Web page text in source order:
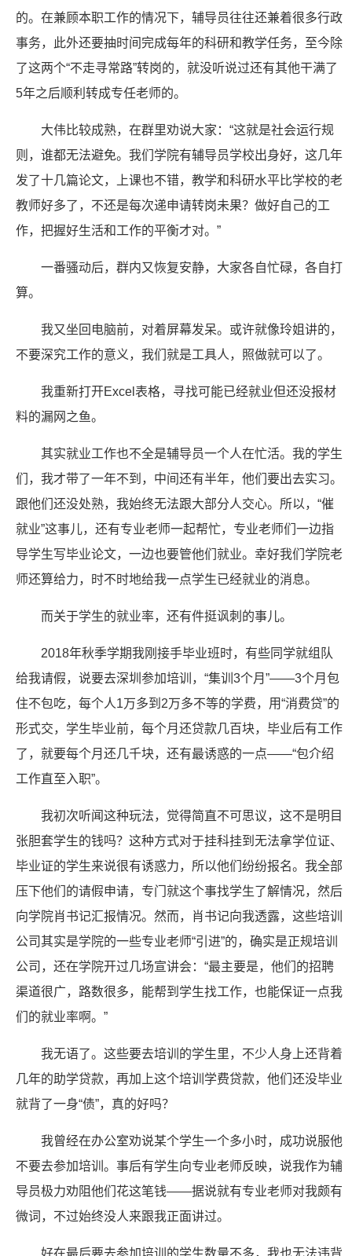
的。在兼顾本职工作的情况下，辅导员往往还兼着很多行政
事务，此外还要抽时间完成每年的科研和教学任务，至今除
了这两个“不走寻常路”转岗的，就没听说过还有其他干满了
5年之后顺利转成专任老师的。
大伟比较成熟，在群里劝说大家：“这就是社会运行规
则，谁都无法避免。我们学院有辅导员学校出身好，这几年
发了十几篇论文，上课也不错，教学和科研水平比学校的老
教师好多了，不还是每次递申请转岗未果？做好自己的工
作，把握好生活和工作的平衡才对。”
一番骚动后，群内又恢复安静，大家各自忙碌，各自打
算。
我又坐回电脑前，对着屏幕发呆。或许就像玲姐讲的，
不要深究工作的意义，我们就是工具人，照做就可以了。
我重新打开Excel表格，寻找可能已经就业但还没报材
料的漏网之鱼。
其实就业工作也不全是辅导员一个人在忙活。我的学生
们，我才带了一年不到，中间还有半年，他们要出去实习。
跟他们还没处熟，我始终无法跟大部分人交心。所以，“催
就业”这事儿，还有专业老师一起帮忙，专业老师们一边指
导学生写毕业论文，一边也要管他们就业。幸好我们学院老
师还算给力，时不时地给我一点学生已经就业的消息。
而关于学生的就业率，还有件挺讽刺的事儿。
2018年秋季学期我刚接手毕业班时，有些同学就组队
给我请假，说要去深圳参加培训，“集训3个月”——3个月包
住不包吃，每个人1万多到2万多不等的学费，用“消费贷”的
形式交，学生毕业前，每个月还贷款几百块，毕业后有工作
了，就要每个月还几千块，还有最诱惑的一点——“包介绍
工作直至入职”。
我初次听闻这种玩法，觉得简直不可思议，这不是明目
张胆套学生的钱吗？这种方式对于挂科挂到无法拿学位证、
毕业证的学生来说很有诱惑力，所以他们纷纷报名。我全部
压下他们的请假申请，专门就这个事找学生了解情况，然后
向学院肖书记汇报情况。然而，肖书记向我透露，这些培训
公司其实是学院的一些专业老师“引进”的，确实是正规培训
公司，还在学院开过几场宣讲会：“最主要是，他们的招聘
渠道很广，路数很多，能帮到学生找工作，也能保证一点我
们的就业率啊。”
我无语了。这些要去培训的学生里，不少人身上还背着
几年的助学贷款，再加上这个培训学费贷款，他们还没毕业
就背了一身“债”，真的好吗？
我曾经在办公室劝说某个学生一个多小时，成功说服他
不要去参加培训。事后有学生向专业老师反映，说我作为辅
导员极力劝阻他们花这笔钱——据说就有专业老师对我颇有
微词，不过始终没人来跟我正面讲过。
好在最后要去参加培训的学生数量不多，我也无法违背